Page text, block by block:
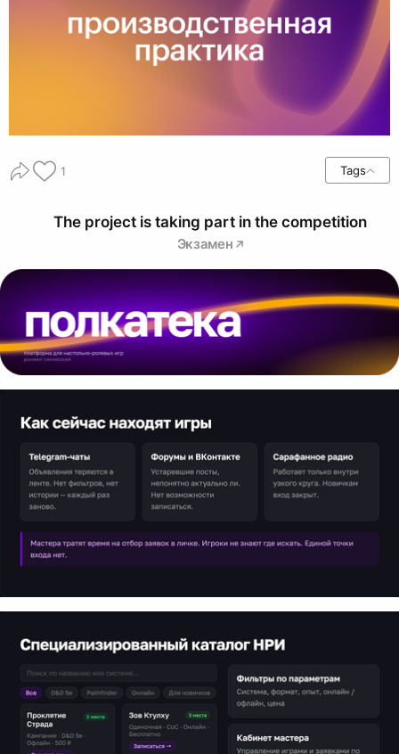
1 Tags
The project is taking part in the competition
Экзамен